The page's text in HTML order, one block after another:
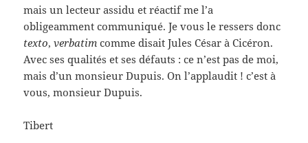
mais un lecteur assidu et réactif me l’a
obligeamment communiqué. Je vous le ressers donc
texto,verbatim comme disait Jules César à Cicéron.
Avec ses qualités et ses défauts : ce n’est pas de moi,
mais d’un monsieur Dupuis. On l’applaudit ! c’est à
vous, monsieur Dupuis.
Tibert